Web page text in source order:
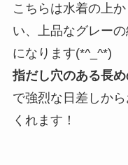
こちらは水着の上
い、上品なグレー
になります(*^_^*)
指だし穴のある長
で強烈な日差しか
くれます！